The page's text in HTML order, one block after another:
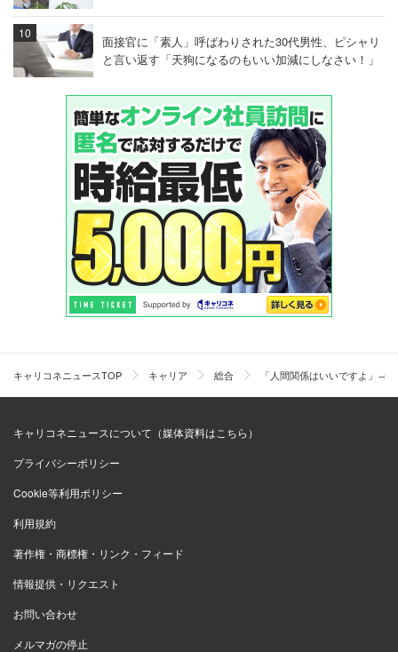
面接官に「素人」呼ばわりされた30代男性、ピシャリ
と言い返す「天狗になるのもいい加減にしなさい！」
キャリコネニュースTOP キャリア 総合 「人間関係はいいですよ」→
キャリコネニュースについて（媒体資料はこちら）
プライバシーポリシー
Cookie等利用ポリシー
利用規約
著作権・商標権・リンク・フィード
情報提供・リクエスト
お問い合わせ
メルマガの停止